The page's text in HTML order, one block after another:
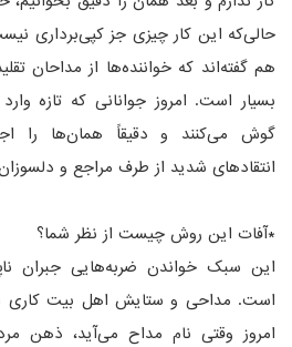
حالی‌که این کار چیزی جز کپی‌برداری
هم گفته‌اند که خواننده‌ها از مداحان
بسیار است. امروز جوانانی که تازه
گوش می‌کنند و دقیقاً همان‌ها را
انتقادهای شدید از طرف مراجع و
*آفات این روش چیست از نظر شما؟
این سبک خواندن ضربه‌هایی جبران
است. مداحی و ستایش اهل بیت کاری
امروز وقتی نام مداح می‌آید، ذهن